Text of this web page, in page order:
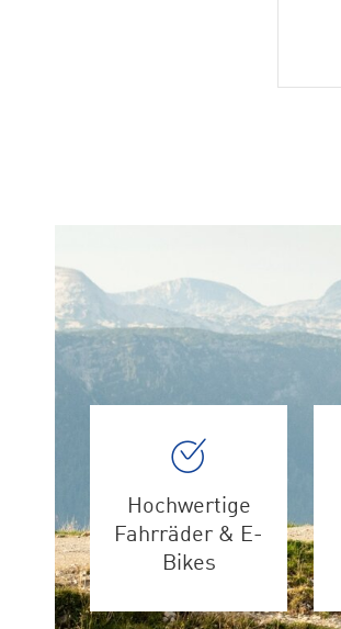
Hochwertige
Fahrräder & E-
Bikes